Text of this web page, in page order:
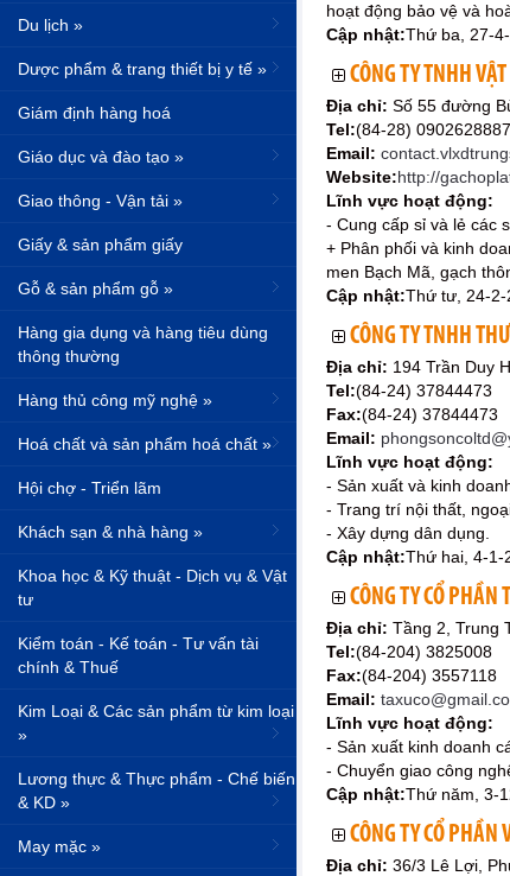
Du lịch »
Dược phẩm & trang thiết bị y tế »
Giám định hàng hoá
Giáo dục và đào tạo »
Giao thông - Vận tải »
Giấy & sản phẩm giấy
Gỗ & sản phẩm gỗ »
Hàng gia dụng và hàng tiêu dùng
thông thường
Hàng thủ công mỹ nghệ »
Hoá chất và sản phẩm hoá chất »
Hội chợ - Triển lãm
Khách sạn & nhà hàng »
Khoa học & Kỹ thuật - Dịch vụ & Vật
tư
Kiểm toán - Kế toán - Tư vấn tài
chính & Thuế
Kim Loại & Các sản phẩm từ kim loại
»
Lương thực & Thực phẩm - Chế biến
& KD »
May mặc »
hoạt động bảo vệ và
Cập nhật:Thứ ba, 27-
CÔNG TY TNHH
Địa chỉ: Số 55 đường
Tel:(84-28) 0902628887
Email:
Website:http://
Lĩnh vực hoạt động:
- Cung cấp sỉ và lẻ các
+ Phân phối và kinh
men Bạch Mã, gạch
Cập nhật:Thứ tư, 24-2-
CÔNG TY TNHH
Địa chỉ: 194 Trần Duy
Tel:(84-24) 37844473
Fax:(84-24) 37844473
Email:
Lĩnh vực hoạt động:
- Sản xuất và kinh
- Trang trí nội thất, ngoại
- Xây dựng dân dụng.
Cập nhật:Thứ hai, 4-1-
CÔNG TY CỔ PHẦN
Địa chỉ: Tầng 2, Trung
Tel:(84-204) 3825008
Fax:(84-204) 3557118
Email:
Lĩnh vực hoạt động:
- Sản xuất kinh doanh
- Chuyển giao công
Cập nhật:Thứ năm, 3-
CÔNG TY CỔ PHẦN
Địa chỉ: 36/3 Lê Lợi,